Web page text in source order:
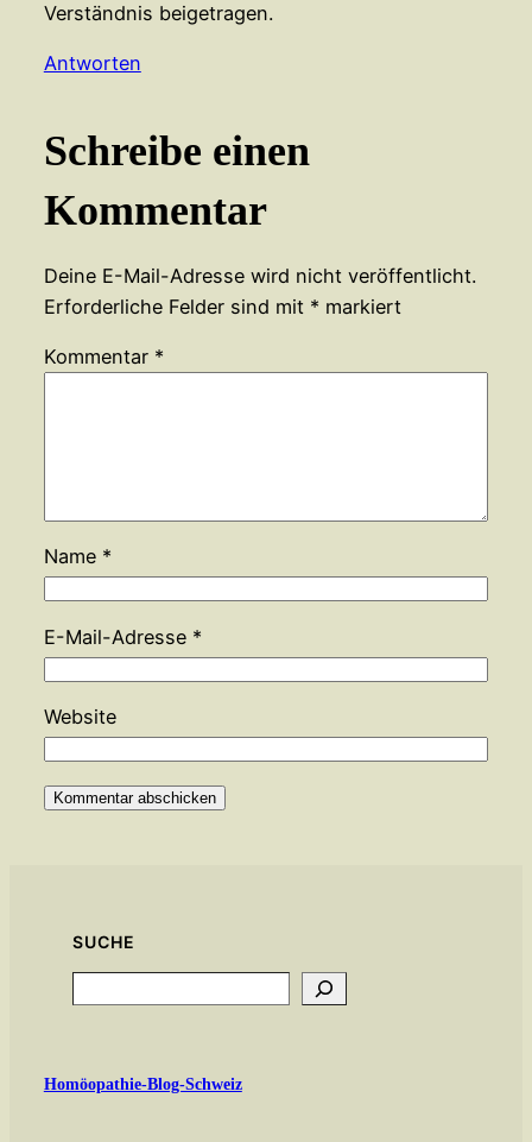
Verständnis beigetragen.
Antworten
Schreibe einen
Kommentar
Deine E-Mail-Adresse wird nicht veröffentlicht.
Erforderliche Felder sind mit * markiert
Kommentar *
Name *
E-Mail-Adresse *
Website
SUCHE
Homöopathie-Blog-Schweiz